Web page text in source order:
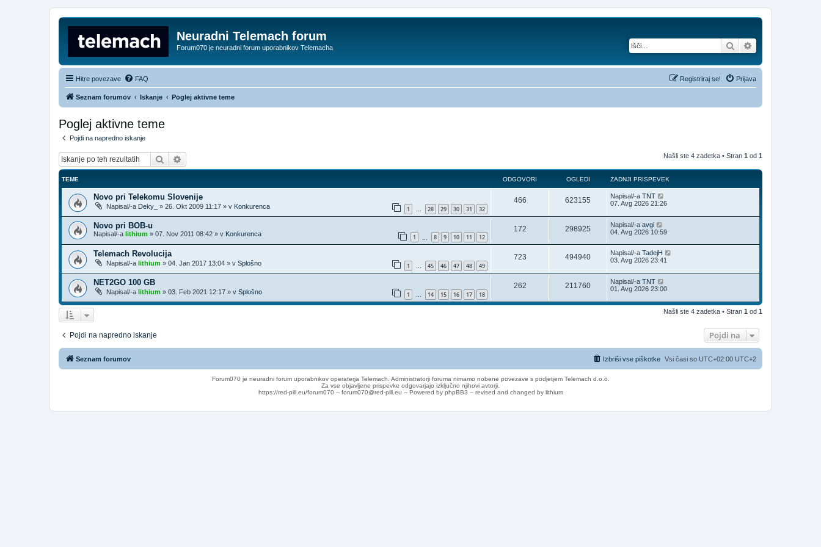
Neuradni Telemach forum
Forum070 je neuradni forum uporabnikov Telemacha Iskanje
Hitre povezave FAQ Prijava
Registriraj se!
Seznam forumov Iskanje Poglej aktivne teme
Poglej aktivne teme
Pojdi na napredno iskanje
Iskanje Našli ste 4 zadetka • Stran 1 od 1
TEME ODGOVORI OGLEDI ZADNJI PRISPEVEK
Novo pri Telekomu Slovenije
Napisal/-a Deky_ » 26. Okt 2009 11:17 » v Konkurenca 1 … 28 29 30 31 32
466 623155 Napisal/-a TNT
07. Avg 2026 21:26
Novo pri BOB-u
Napisal/-a lithium » 07. Nov 2011 08:42 » v Konkurenca 1 8 9 10 11 12
172 298925 Napisal/-a avgi
04. Avg 2026 10:59
Telemach Revolucija
Napisal/-a lithium » 04. Jan 2017 13:04 » v Splošno 1 … 45 46 47 48 49
723 494940 Napisal/-a TadejH
03. Avg 2026 23:41
NET2GO 100 GB
Napisal/-a lithium » 03. Feb 2021 12:17 » v Splošno 1 … 14 15 16 17 18
262 211760 Napisal/-a TNT
01. Avg 2026 23:00
Našli ste 4 zadetka • Stran 1 od 1
Pojdi na napredno iskanje Pojdi na
Seznam forumov Vsi časi so UTC+02:00 UTC+2
Izbriši vse piškotke
Forum070 je neuradni forum uporabnikov operaterja Telemach. Administratorji foruma nimamo nobene povezave s podjetjem Telemach d.o.o.
Za vse objavljene prispevke odgovarjajo izključno njihovi avtorji.
https://red-pill.eu/forum070 -- forum070@red-pill.eu -- Powered by phpBB3 -- revised and changed by lithium